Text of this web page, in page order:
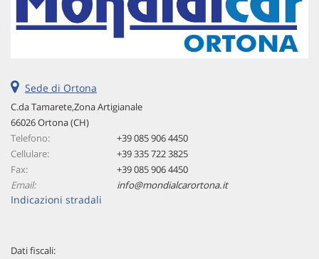
Sede di Ortona
C.da Tamarete,Zona Artigianale
66026 Ortona (CH)
Telefono:
+39 085 906 4450
Cellulare:
+39 335 722 3825
Fax:
+39 085 906 4450
Email:
info@mondialcarortona.it
Indicazioni stradali
Dati fiscali: